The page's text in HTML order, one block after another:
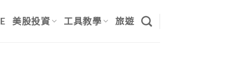
美股投資 工具教學 旅遊